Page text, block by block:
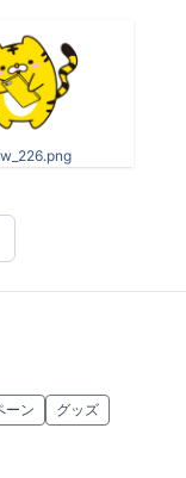
ーン
グッズ